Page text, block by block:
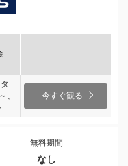
、
今すぐ観る
無料期間
なし